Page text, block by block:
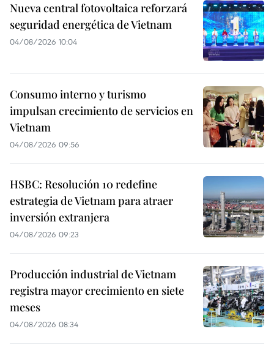
Nueva central fotovoltaica reforzará
seguridad energética de Vietnam
04/08/2026 10:04
Consumo interno y turismo
impulsan crecimiento de servicios en
Vietnam
04/08/2026 09:56
HSBC: Resolución 10 redefine
estrategia de Vietnam para atraer
inversión extranjera
04/08/2026 09:23
Producción industrial de Vietnam
registra mayor crecimiento en siete
meses
04/08/2026 08:34